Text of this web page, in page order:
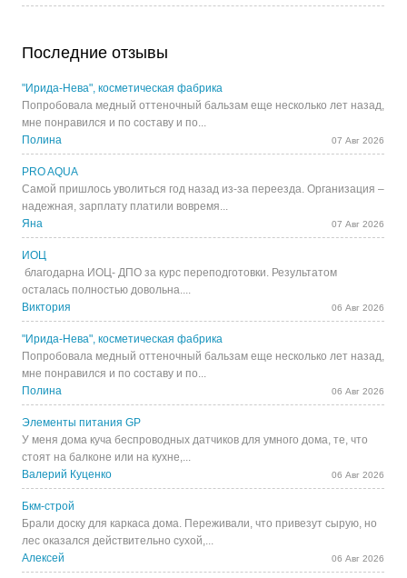
Последние отзывы
"Ирида-Нева", косметическая фабрика
Попробовала медный оттеночный бальзам еще несколько лет назад,
мне понравился и по составу и по...
Полина
07 Авг 2026
PRO AQUA
Самой пришлось уволиться год назад из-за переезда. Организация –
надежная, зарплату платили вовремя...
Яна
07 Авг 2026
ИОЦ
благодарна ИОЦ- ДПО за курс переподготовки. Результатом
осталась полностью довольна....
Виктория
06 Авг 2026
"Ирида-Нева", косметическая фабрика
Попробовала медный оттеночный бальзам еще несколько лет назад,
мне понравился и по составу и по...
Полина
06 Авг 2026
Элементы питания GP
У меня дома куча беспроводных датчиков для умного дома, те, что
стоят на балконе или на кухне,...
Валерий Куценко
06 Авг 2026
Бкм-строй
Брали доску для каркаса дома. Переживали, что привезут сырую, но
лес оказался действительно сухой,...
Алексей
06 Авг 2026